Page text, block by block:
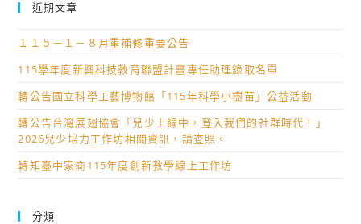
近期文章
１１５－１－８月重補修重要公告
115學年度新興科技教育聯盟計畫專任助理錄取名單
轉公告國立科學工藝博物館「115年科學小樹苗」公益活動
轉公告台灣展翅協會「兒少上線中，登入我們的社群時代！」
2026兒少培力工作坊相關資訊，請查照。
轉知臺中家商115年度創新教學線上工作坊
分類